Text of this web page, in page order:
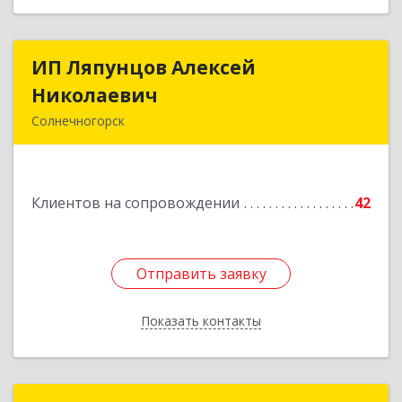
ИП Ляпунцов Алексей
Николаевич
Солнечногорск
Клиентов на сопровождении 42
Отправить заявку
Показать контакты
ИП Ляпунцов Алексей
Отправить заявку
Назад